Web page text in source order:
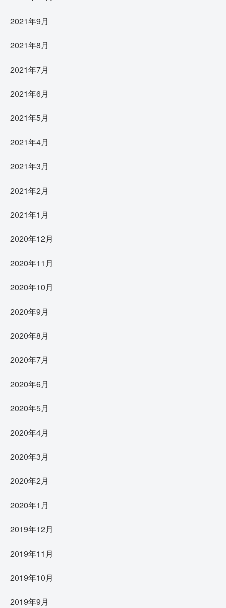
2021年9月
2021年8月
2021年7月
2021年6月
2021年5月
2021年4月
2021年3月
2021年2月
2021年1月
2020年12月
2020年11月
2020年10月
2020年9月
2020年8月
2020年7月
2020年6月
2020年5月
2020年4月
2020年3月
2020年2月
2020年1月
2019年12月
2019年11月
2019年10月
2019年9月